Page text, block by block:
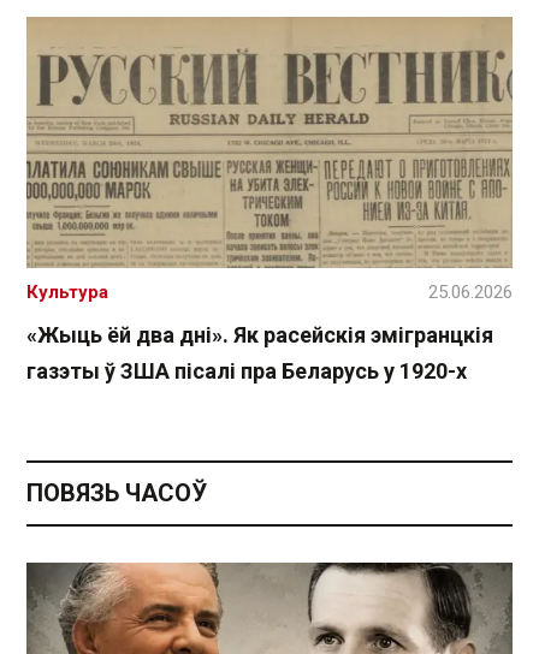
«Жыць ёй два дні». Як расейскія эмігранцкія
газэты ў ЗША пісалі пра Беларусь у 1920-х
Культура 25.06.2026
ПОВЯЗЬ ЧАСОЎ